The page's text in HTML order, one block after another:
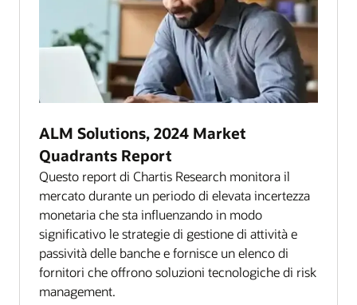
ALM Solutions, 2024 Market
Quadrants Report
Questo report di Chartis Research monitora il
mercato durante un periodo di elevata incertezza
monetaria che sta influenzando in modo
significativo le strategie di gestione di attività e
passività delle banche e fornisce un elenco di
fornitori che offrono soluzioni tecnologiche di risk
management.